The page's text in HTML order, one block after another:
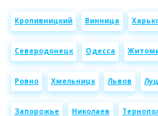
Кропивницкий Винница
Северодонецк Одесса
Ровно Хмельницк Львов
Запорожье Николаев